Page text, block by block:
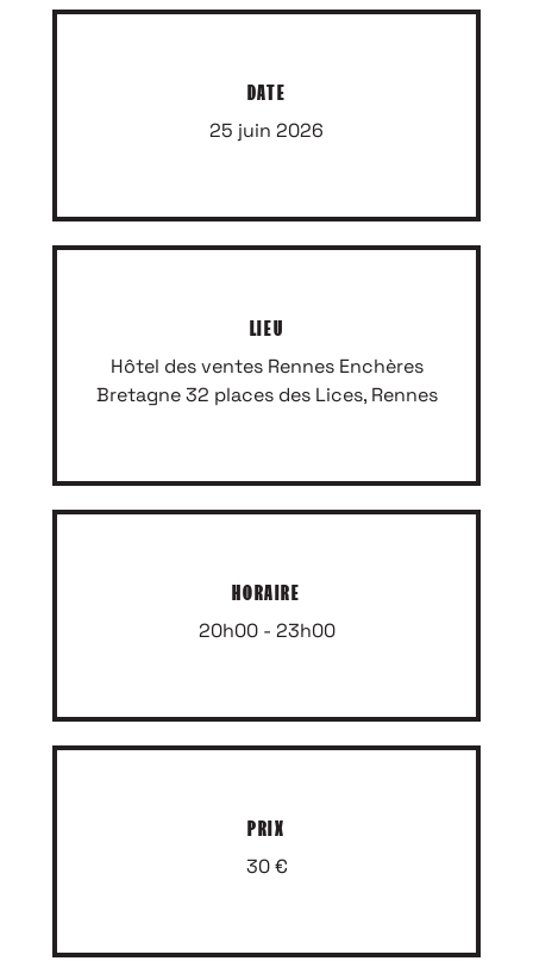
DATE
25 juin 2026
LIEU
Hôtel des ventes Rennes Enchères
Bretagne 32 places des Lices, Rennes
HORAIRE
20h00 - 23h00
PRIX
30 €